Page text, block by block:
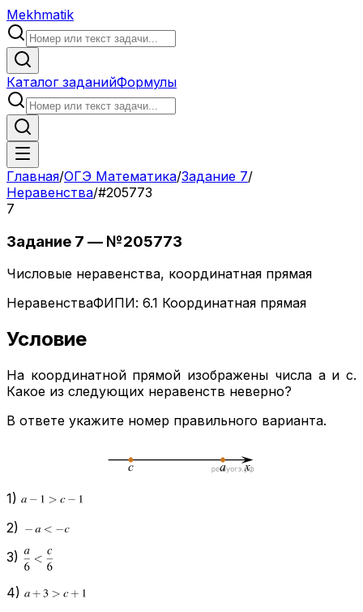
Mekhmatik
Каталог заданийФормулы
Главная/ОГЭ Математика/Задание 7/
Неравенства/#205773
7
Задание 7 — №205773
Числовые неравенства, координатная прямая
НеравенстваФИПИ: 6.1 Координатная прямая
Условие
На ко­ор­ди­нат­ной пря­мой изоб­ра­же­ны числа aиc.
Какое из сле­ду­ю­щих не­ра­венств не­вер­но?
В от­ве­те ука­жи­те номер пра­виль­но­го ва­ри­ан­та.
1)
2)
3)
4)